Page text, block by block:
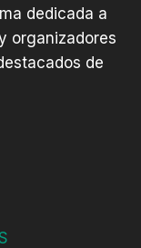
dedicada a
organizadores
de